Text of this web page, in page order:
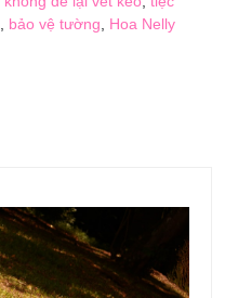
, bảo vệ tường, Hoa Nelly